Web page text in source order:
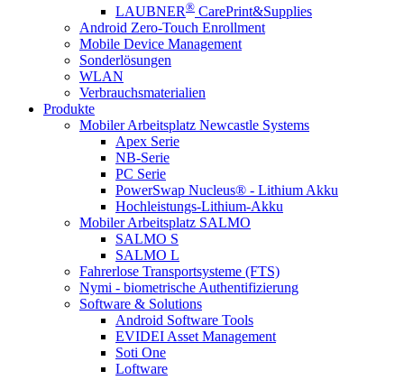
LAUBNER® CarePrint&Supplies
Android Zero-Touch Enrollment
Mobile Device Management
Sonderlösungen
WLAN
Verbrauchsmaterialien
Produkte
Mobiler Arbeitsplatz Newcastle Systems
Apex Serie
NB-Serie
PC Serie
PowerSwap Nucleus® - Lithium Akku
Hochleistungs-Lithium-Akku
Mobiler Arbeitsplatz SALMO
SALMO S
SALMO L
Fahrerlose Transportsysteme (FTS)
Nymi - biometrische Authentifizierung
Software & Solutions
Android Software Tools
EVIDEI Asset Management
Soti One
Loftware